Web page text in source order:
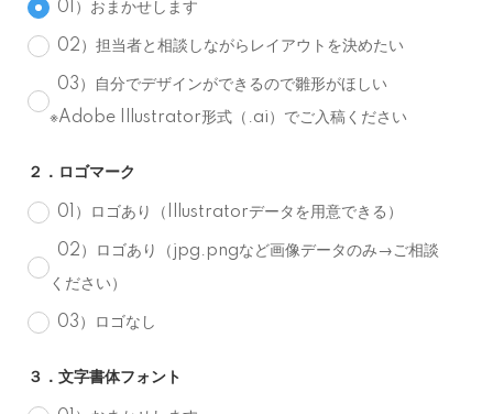
01）おまかせします
02）担当者と相談しながらレイアウトを決めたい
03）自分でデザインができるので雛形がほしい
※Adobe Illustrator形式（.ai）でご入稿ください
２．ロゴマーク
01）ロゴあり（Illustratorデータを用意できる）
02）ロゴあり（jpg.pngなど画像データのみ→ご相談
ください）
03）ロゴなし
３．文字書体フォント